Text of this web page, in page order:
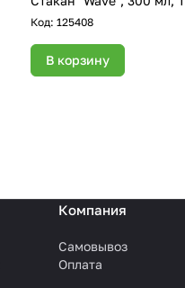
Код: 125408
В корзину
Компания
Самовывоз
Оплата